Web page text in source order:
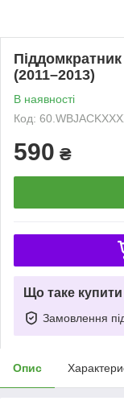
(2011–2013)
В наявності
Код:
590 ₴
Що таке
Замовлення
Опис